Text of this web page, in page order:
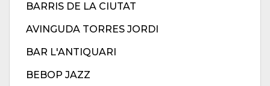
BARRIS DE LA CIUTAT
AVINGUDA TORRES JORDI
BAR L'ANTIQUARI
BEBOP JAZZ